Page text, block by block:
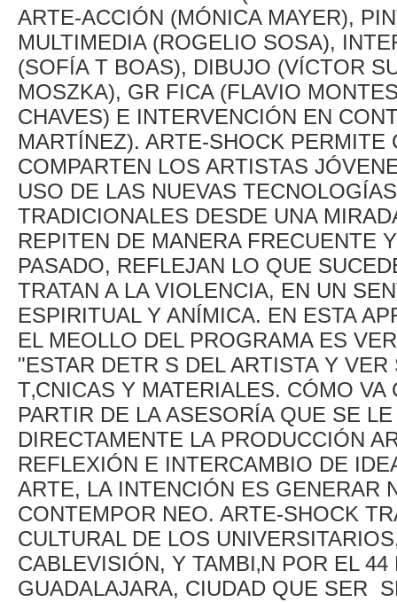
ARTE-ACCIÓN (MÓNICA MAYER),
MULTIMEDIA (ROGELIO SOSA),
(SOFÍA T BOAS), DIBUJO (VÍCTOR
MOSZKA), GR FICA (FLAVIO
CHAVES) E INTERVENCIÓN EN
MARTÍNEZ). ARTE-SHOCK
COMPARTEN LOS ARTISTAS
USO DE LAS NUEVAS
TRADICIONALES DESDE UNA
REPITEN DE MANERA FRECUENTE
PASADO, REFLEJAN LO QUE
TRATAN A LA VIOLENCIA, EN UN
ESPIRITUAL Y ANÍMICA. EN ESTA
EL MEOLLO DEL PROGRAMA ES
"ESTAR DETR S DEL ARTISTA Y
T‚CNICAS Y MATERIALES. CÓMO
PARTIR DE LA ASESORÍA QUE SE
DIRECTAMENTE LA PRODUCCIÓN
REFLEXIÓN E INTERCAMBIO DE
ARTE, LA INTENCIÓN ES GENERAR
CONTEMPOR NEO. ARTE-SHOCK
CULTURAL DE LOS
CABLEVISIÓN, Y TAMBI‚N POR EL
GUADALAJARA, CIUDAD QUE SER